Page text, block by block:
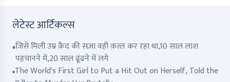
लेटेस्ट आर्टिकल्स
जिसे मिली उम्र क़ैद की सज़ा वही क़त्ल कर रहा था,10 साल लाश
पहचानने में,20 साल ढूंढने में लगे
The World's First Girl to Put a Hit Out on Herself, Told the